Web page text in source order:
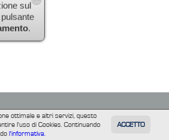
ottimale e altri servizi, questo
l'uso di Cookies. Continuando
l'informativa.
ACCETTO
sul